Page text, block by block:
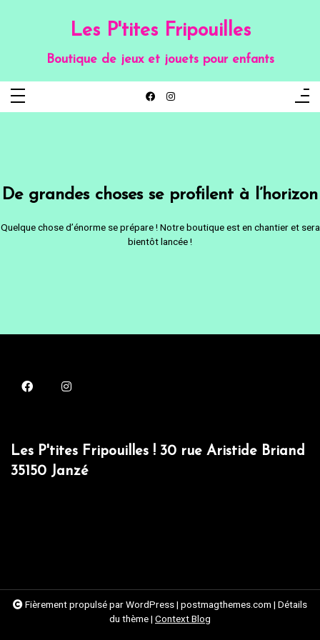
Les P'tites Fripouilles
Boutique de jeux et jouets pour enfants
De grandes choses se profilent à l’horizon
Quelque chose d’énorme se prépare ! Notre boutique est en chantier et sera
bientôt lancée !
Les P'tites Fripouilles ! 30 rue Aristide Briand
35150 Janzé
Fièrement propulsé par WordPress| postmagthemes.com | Détails
du thème| Context Blog